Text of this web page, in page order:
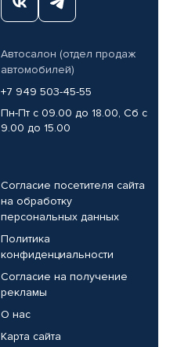
Автосалон (отдел продаж
автомобилей)
+7 949 503-45-55
Пн-Пт с 09.00 до 18.00, Сб с
9.00 до 15.00
Согласие посетителя сайта
на обработку
персональных данных
Политика
конфиденциальности
Согласие на получение
рекламы
О нас
Карта сайта